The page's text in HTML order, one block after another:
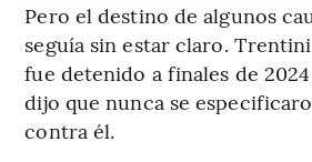
Pero el destino de algunos
seguía sin estar claro.
fue detenido a finales de
dijo que nunca se
contra él.